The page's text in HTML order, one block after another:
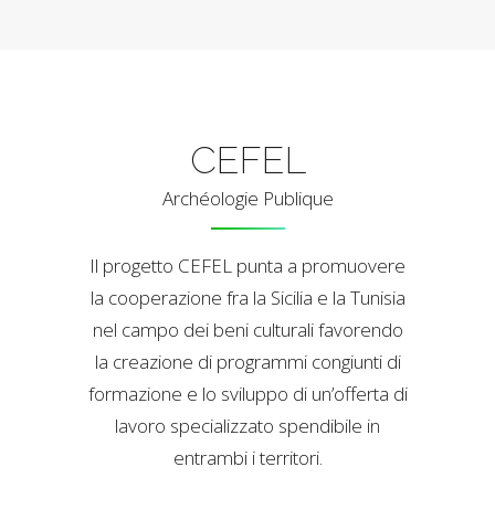
CEFEL
Archéologie Publique
Il progetto CEFEL punta a promuovere
la cooperazione fra la Sicilia e la Tunisia
nel campo dei beni culturali favorendo
la creazione di programmi congiunti di
formazione e lo sviluppo di un’offerta di
lavoro specializzato spendibile in
entrambi i territori.